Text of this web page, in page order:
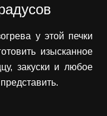
у этой печки
изысканное
закуски и любое